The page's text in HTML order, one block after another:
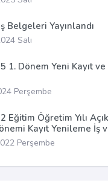
Belgeleri Yayınlandı
Salı
1. Dönem Yeni Kayıt ve
Perşembe
Eğitim Öğretim Yılı
Kayıt Yenileme İş
Perşembe